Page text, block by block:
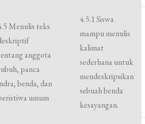
Menulis teks
anggota
panca
benda, dan
umum
4.5.1 Siswa
mampu menulis
kalimat
sederhana untuk
mendeskripsikan
sebuah benda
kesayangan.